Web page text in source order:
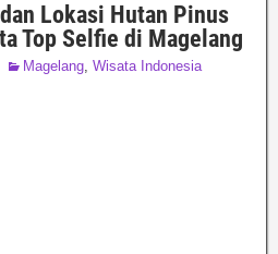
Lokasi Hutan Pinus
Top Selfie di Magelang
Magelang, Wisata Indonesia